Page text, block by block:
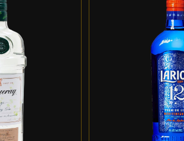
DETALLES ADD TO CART /